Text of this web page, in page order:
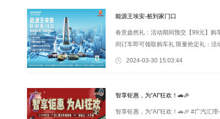
能源王埃安-桩到家门口
春意盎然礼：活动期间预交【99元】购
间订车即可领取购车礼 限量抢定礼：
供无压力 辞旧迎新礼：活动期间旧车
2024-03-30 15:03:44
智享钜惠，为“AI”狂欢！🚗🎉
智享钜惠，为“AI”狂欢！🚗🎉 #广汽汇